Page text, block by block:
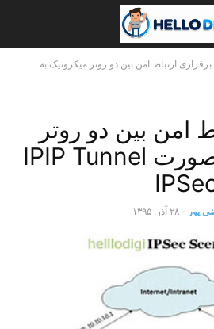
برقراری ارتباط امن بین دو روتر میکروتیک به
امن بین دو روتر
میکروتیک به صورت IPIP Tunnel
پور - ۲۸ آذر, ۱۳۹۵